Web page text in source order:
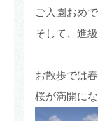
ご入園おめ
そして、進
お散歩では
桜が満開に